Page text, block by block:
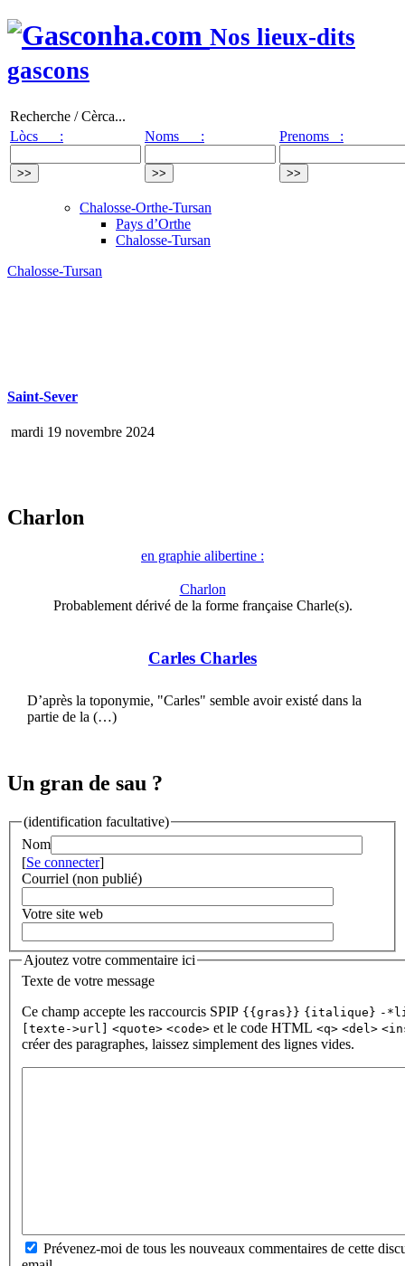
Nos lieux-dits
gascons
Recherche / Cèrca...
Lòcs :
Noms : Prenoms :
Chalosse-Orthe-Tursan
Pays d’Orthe
Chalosse-Tursan
Chalosse-Tursan
Saint-Sever
mardi 19 novembre 2024
Charlon
en graphie alibertine :
Charlon
Probablement dérivé de la forme française Charle(s).
Carles Charles
D’après la toponymie, "Carles" semble avoir existé dans la
partie de la (…)
Un gran de sau ?
(identification facultative)
Nom
[Se connecter]
Courriel (non publié)
Votre site web
Ajoutez votre commentaire ici
Texte de votre message
Ce champ accepte les raccourcis SPIP {{gras}} {italique} -
[texte->url]
<quote> <code> et le code HTML <q> <del>
créer des paragraphes, laissez simplement des lignes vides.
Prévenez-moi de tous les nouveaux commentaires de cette